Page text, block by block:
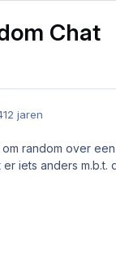
Chat
12 jaren
random over
iets anders